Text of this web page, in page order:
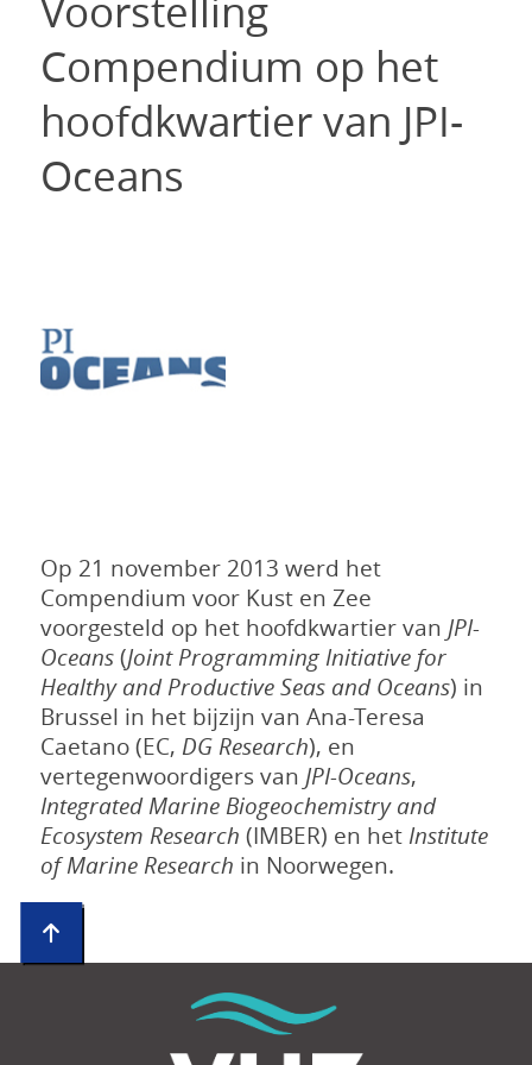
Voorstelling
Compendium op het
hoofdkwartier van JPI-
Oceans
Op 21 november 2013 werd het
Compendium voor Kust en Zee
voorgesteld op het hoofdkwartier van JPI-
Oceans(Joint Programming Initiative for
Healthy and Productive Seas and Oceans) in
Brussel in het bijzijn van Ana-Teresa
Caetano (EC, DG Research), en
vertegenwoordigers van JPI-Oceans,
Integrated Marine Biogeochemistry and
Ecosystem Research (IMBER) en hetInstitute
of Marine Research in Noorwegen.